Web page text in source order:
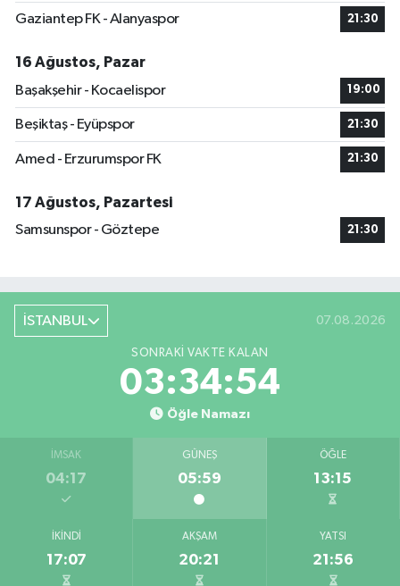
Gaziantep FK - Alanyaspor 21:30
16 Ağustos, Pazar
Başakşehir - Kocaelispor
19:00
Beşiktaş - Eyüpspor 21:30
Amed - Erzurumspor FK 21:30
17 Ağustos, Pazartesi
Samsunspor - Göztepe
21:30
İSTANBUL 07.08.2026
SONRAKI VAKTE KALAN
03:34:54
Öğle Namazı
İMSAK
04:17
GÜNEŞ
05:59
ÖĞLE
13:15
İKINDI
17:07
AKŞAM
20:21
YATSI
21:56